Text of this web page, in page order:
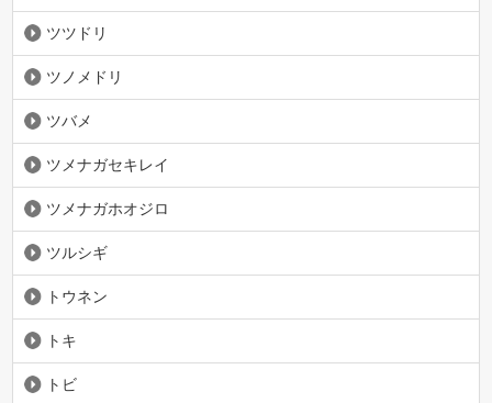
ツツドリ
ツノメドリ
ツバメ
ツメナガセキレイ
ツメナガホオジロ
ツルシギ
トウネン
トキ
トビ